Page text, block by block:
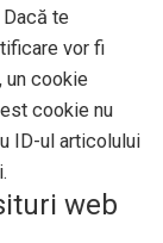
te
vor fi
un cookie
cookie nu
ID-ul articolului
web